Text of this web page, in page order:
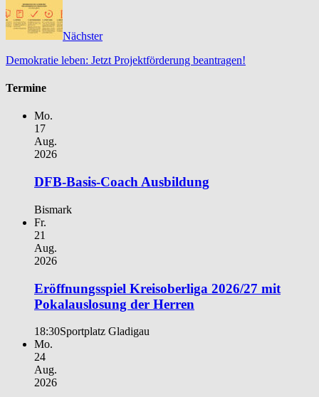
Nächster
Demokratie leben: Jetzt Projektförderung beantragen!
Termine
Mo.
17
Aug.
2026
DFB-Basis-Coach Ausbildung
Bismark
Fr.
21
Aug.
2026
Eröffnungsspiel Kreisoberliga 2026/27 mit
Pokalauslosung der Herren
18:30Sportplatz Gladigau
Mo.
24
Aug.
2026